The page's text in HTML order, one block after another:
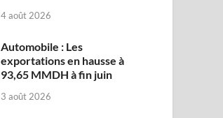
4 août 2026
Automobile : Les
exportations en hausse à
93,65 MMDH à fin juin
3 août 2026